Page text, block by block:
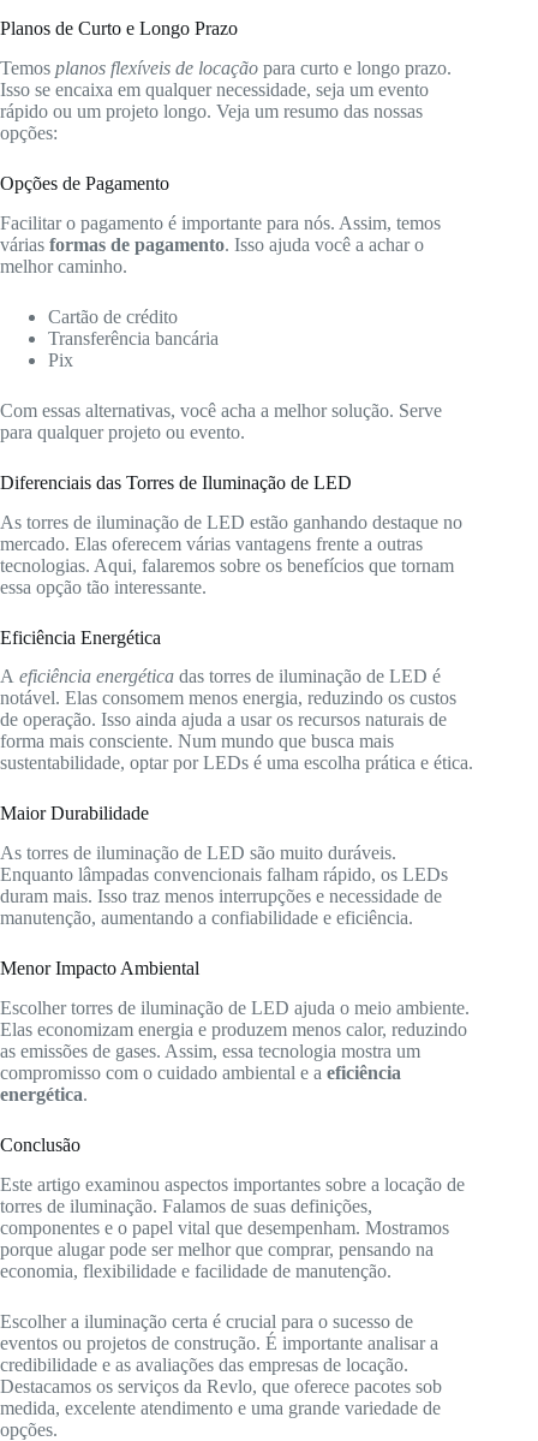
Planos de Curto e Longo Prazo
Temos planos flexíveis de locação para curto e longo prazo.
Isso se encaixa em qualquer necessidade, seja um evento
rápido ou um projeto longo. Veja um resumo das nossas
opções:
Opções de Pagamento
Facilitar o pagamento é importante para nós. Assim, temos
várias formas de pagamento. Isso ajuda você a achar o
melhor caminho.
Cartão de crédito
Transferência bancária
Pix
Com essas alternativas, você acha a melhor solução. Serve
para qualquer projeto ou evento.
Diferenciais das Torres de Iluminação de LED
As torres de iluminação de LED estão ganhando destaque no
mercado. Elas oferecem várias vantagens frente a outras
tecnologias. Aqui, falaremos sobre os benefícios que tornam
essa opção tão interessante.
Eficiência Energética
A eficiência energética das torres de iluminação de LED é
notável. Elas consomem menos energia, reduzindo os custos
de operação. Isso ainda ajuda a usar os recursos naturais de
forma mais consciente. Num mundo que busca mais
sustentabilidade, optar por LEDs é uma escolha prática e ética.
Maior Durabilidade
As torres de iluminação de LED são muito duráveis.
Enquanto lâmpadas convencionais falham rápido, os LEDs
duram mais. Isso traz menos interrupções e necessidade de
manutenção, aumentando a confiabilidade e eficiência.
Menor Impacto Ambiental
Escolher torres de iluminação de LED ajuda o meio ambiente.
Elas economizam energia e produzem menos calor, reduzindo
as emissões de gases. Assim, essa tecnologia mostra um
compromisso com o cuidado ambiental e a eficiência
energética.
Conclusão
Este artigo examinou aspectos importantes sobre a locação de
torres de iluminação. Falamos de suas definições,
componentes e o papel vital que desempenham. Mostramos
porque alugar pode ser melhor que comprar, pensando na
economia, flexibilidade e facilidade de manutenção.
Escolher a iluminação certa é crucial para o sucesso de
eventos ou projetos de construção. É importante analisar a
credibilidade e as avaliações das empresas de locação.
Destacamos os serviços da Revlo, que oferece pacotes sob
medida, excelente atendimento e uma grande variedade de
opções.